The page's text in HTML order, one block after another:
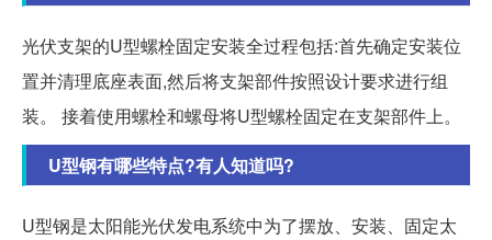
光伏支架的U型螺栓固定安装全过程包括:首先确定安装位
置并清理底座表面,然后将支架部件按照设计要求进行组
装。 接着使用螺栓和螺母将U型螺栓固定在支架部件上。
U型钢有哪些特点?有人知道吗?
U型钢是太阳能光伏发电系统中为了摆放、安装、固定太